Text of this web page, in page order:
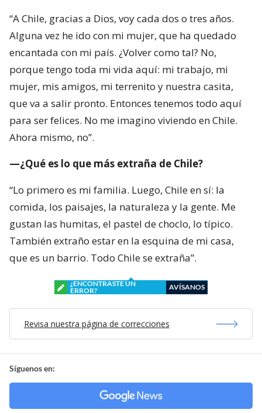
“A Chile, gracias a Dios, voy cada dos o tres años.
Alguna vez he ido con mi mujer, que ha quedado
encantada con mi país. ¿Volver como tal? No,
porque tengo toda mi vida aquí: mi trabajo, mi
mujer, mis amigos, mi terrenito y nuestra casita,
que va a salir pronto. Entonces tenemos todo aquí
para ser felices. No me imagino viviendo en Chile.
Ahora mismo, no”.
—¿Qué es lo que más extraña de Chile?
“Lo primero es mi familia. Luego, Chile en sí: la
comida, los paisajes, la naturaleza y la gente. Me
gustan las humitas, el pastel de choclo, lo típico.
También extraño estar en la esquina de mi casa,
que es un barrio. Todo Chile se extraña”.
¿ENCONTRASTE UN
ERROR?
AVÍSANOS
Revisa nuestra página de correcciones
Síguenos en: